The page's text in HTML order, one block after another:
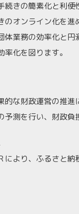
きの簡素化と利便
オンライン化を進
業務の効率化と円
化を図ります。
な財政運営の推進
測を行い、財政負
より、ふるさと納